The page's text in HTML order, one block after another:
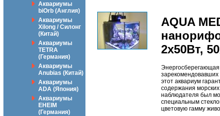
Аквариумы
biOrb (Англия)
Аквариумы
Xilong / Силонг
(Китай)
Аквариумы
TETRA
(Германия)
Аквариумы
Anubias (Китай)
Аквариумы
ADA (Япония)
Аквариумы
EHEIM
(Германия)
AQUA
2х50Вт,
этот аквариум
содержания
наблюдателя был
специальным
цветовую гамму